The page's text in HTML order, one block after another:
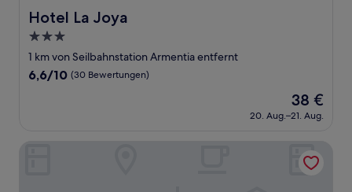
Hotel La Joya
Hotel La Joya
3.0-
Sterne-
Unterkunft
1 km von Seilbahnstation Armentia entfernt
6.6
6,6/10 (30 Bewertungen)
Der
Preis
beträgt
38 €
20. Aug.–21. Aug.